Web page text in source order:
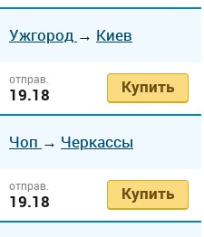
Ужгород → Киев
отправ.
19.18 Купить
Чоп → Черкассы
отправ.
19.18 Купить